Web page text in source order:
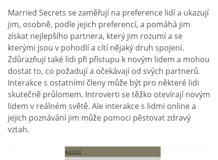
Married Secrets se zaměřují na preference lidí a ukazují
jim, osobně, podle jejich preferencí, a pomáhá jim
získat nejlepšího partnera, který jim rozumí a se
kterými jsou v pohodlí a cítí nějaký druh spojení.
Zdůrazňují také lidi při přístupu k novým lidem a mohou
dostat to, co požadují a očekávají od svých partnerů.
Interakce s ostatními členy může být pro některé lidi
skutečně průlomem. Introverti se těžko otevírají novým
lidem v reálném světě. Ale interakce s lidmi online a
jejich poznávání jim může pomoci pěstovat zdravý
vztah.